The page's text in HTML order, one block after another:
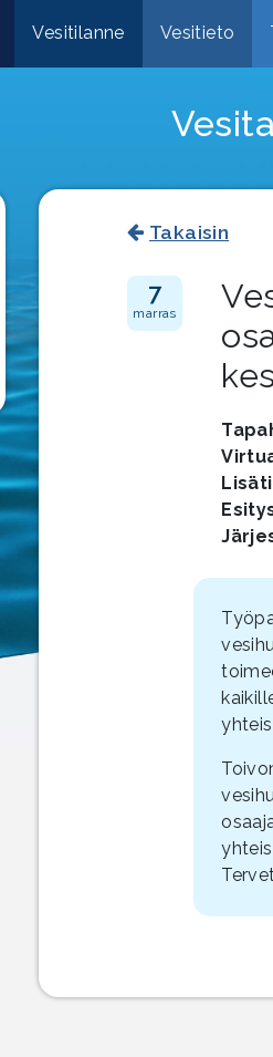
Vesitilanne Vesitieto
Takaisin
7
marras